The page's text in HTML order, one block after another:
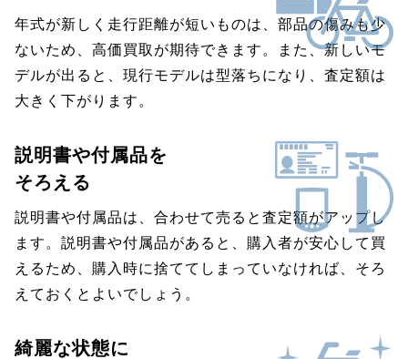
年式が新しく走行距離が短いものは、部品の傷みも少
ないため、高価買取が期待できます。また、新しいモ
デルが出ると、現行モデルは型落ちになり、査定額は
大きく下がります。
説明書や付属品を
そろえる
説明書や付属品は、合わせて売ると査定額がアップし
ます。説明書や付属品があると、購入者が安心して買
えるため、購入時に捨ててしまっていなければ、そろ
えておくとよいでしょう。
綺麗な状態に